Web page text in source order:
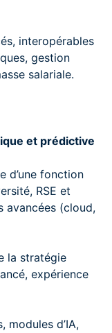
interopérables
gestion
salariale.
et prédictive
d’une fonction
RSE et
avancées (cloud,
la stratégie
expérience
modules d’IA,